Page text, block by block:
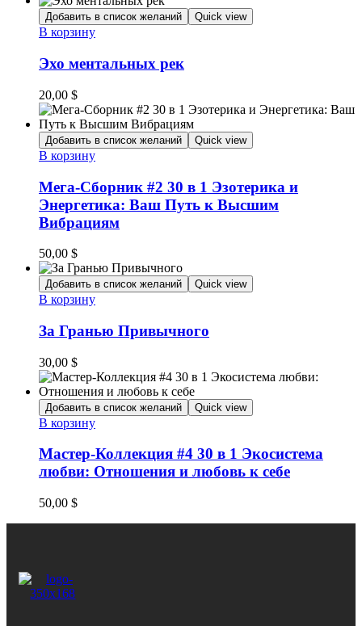
Добавить в список желаний Quick view
В корзину
Эхо ментальных рек
20,00 $
Добавить в список желаний Quick view
В корзину
Мега-Сборник #2 30 в 1 Эзотерика и
Энергетика: Ваш Путь к Высшим
Вибрациям
50,00 $
Добавить в список желаний Quick view
В корзину
За Гранью Привычного
30,00 $
Добавить в список желаний Quick view
В корзину
Мастер-Коллекция #4 30 в 1 Экосистема
любви: Отношения и любовь к себе
50,00 $